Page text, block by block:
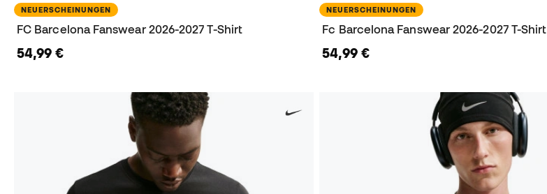
NEUERSCHEINUNGEN
FC Barcelona Fanswear 2026-2027 T-Shirt
54,99 €
NEUERSCHEINUNGEN
Fc Barcelona Fanswear 2026-2027 T-Shirt
54,99 €